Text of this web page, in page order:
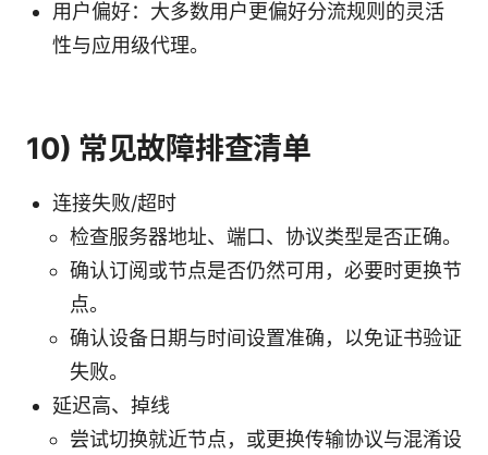
用户偏好：大多数用户更偏好分流规则的灵活
性与应用级代理。
10) 常见故障排查清单
连接失败/超时
检查服务器地址、端口、协议类型是否正确。
确认订阅或节点是否仍然可用，必要时更换节
点。
确认设备日期与时间设置准确，以免证书验证
失败。
延迟高、掉线
尝试切换就近节点，或更换传输协议与混淆设